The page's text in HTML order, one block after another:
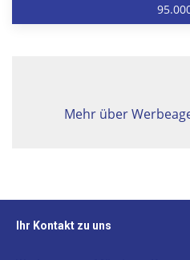
Mehr über
Ihr Kontakt zu uns